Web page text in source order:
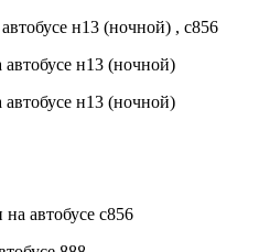
н13 (ночной) , с856
н13 (ночной)
н13 (ночной)
автобусе с856